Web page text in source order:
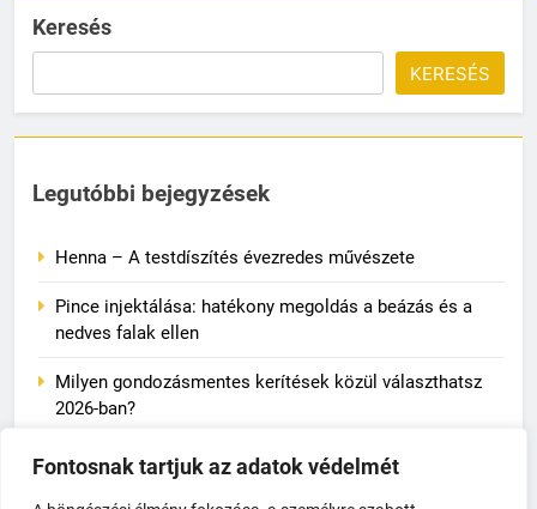
Fontosnak tartjuk az adatok védelmét
Keresés
KERESÉS
Legutóbbi bejegyzések
Henna – A testdíszítés évezredes művészete
Pince injektálása: hatékony megoldás a beázás és a
nedves falak ellen
Milyen gondozásmentes kerítések közül választhatsz
2026-ban?
Családi esküvőre vagy ünnepségre készülünk: mit
adjunk a gyerek lábára?